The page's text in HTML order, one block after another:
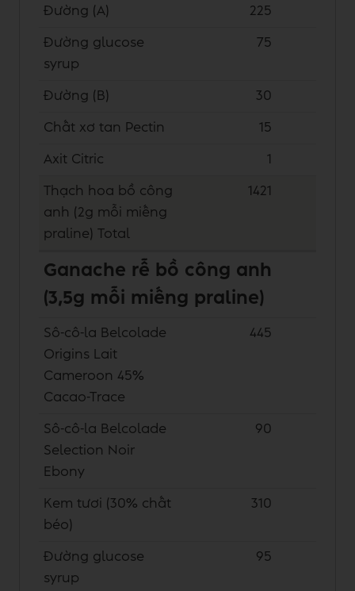
Đường (A) 225
Đường glucose
syrup
75
Đường (B) 30
Chất xơ tan Pectin 15
Axit Citric 1
Thạch hoa bồ công
anh (2g mỗi miếng
praline)
Total
1421
Ganache rễ bồ công anh
(3,5g mỗi miếng praline)
Sô-cô-la Belcolade
Origins Lait
Cameroon 45%
Cacao-Trace
445
Sô-cô-la Belcolade
Selection Noir
Ebony
90
Kem tươi (30% chất
béo)
310
Đường glucose
syrup
95